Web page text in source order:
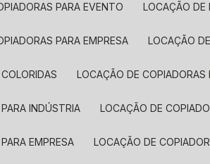
PARA EVENTO LOCAÇÃO
PARA EMPRESA LOCAÇÃO
LOCAÇÃO DE COPIADORAS
INDÚSTRIA LOCAÇÃO DE
EMPRESA LOCAÇÃO DE